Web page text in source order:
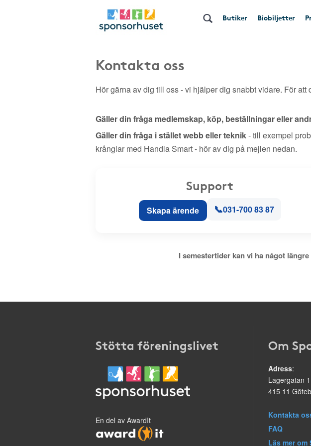
Butiker Biobiljetter
Kontakta oss
Hör gärna av dig till oss - vi hjälper dig snabbt vidare. För
Gäller din fråga medlemskap, köp, beställningar eller
Gäller din fråga i stället webb eller teknik- till exempel
krånglar med Handla Smart - hör av dig på mejlen nedan.
Support
Skapa ärende 📞031-700 83 87
I semestertider kan vi ha något
Stötta föreningslivet
En del av AwardIt
Om
Adress:
Lagergatan
415 11
Kontakta
FAQ
Läs mer